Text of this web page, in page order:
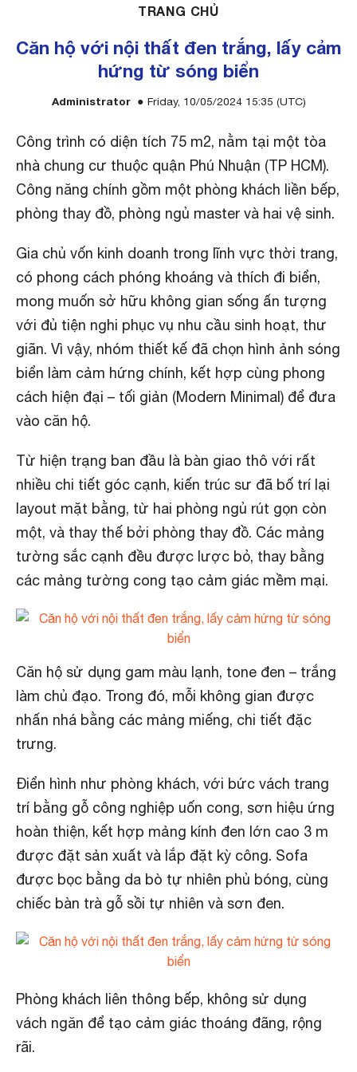
TRANG CHỦ
Căn hộ với nội thất đen trắng, lấy cảm
hứng từ sóng biển
Administrator Friday, 10/05/2024 15:35 (UTC)
Công trình có diện tích 75 m2, nằm tại một tòa
nhà chung cư thuộc quận Phú Nhuận (TP HCM).
Công năng chính gồm một phòng khách liền bếp,
phòng thay đồ, phòng ngủ master và hai vệ sinh.
Gia chủ vốn kinh doanh trong lĩnh vực thời trang,
có phong cách phóng khoáng và thích đi biển,
mong muốn sở hữu không gian sống ấn tượng
với đủ tiện nghi phục vụ nhu cầu sinh hoạt, thư
giãn. Vì vậy, nhóm thiết kế đã chọn hình ảnh sóng
biển làm cảm hứng chính, kết hợp cùng phong
cách hiện đại – tối giản (Modern Minimal) để đưa
vào căn hộ.
Từ hiện trạng ban đầu là bàn giao thô với rất
nhiều chi tiết góc cạnh, kiến trúc sư đã bố trí lại
layout mặt bằng, từ hai phòng ngủ rút gọn còn
một, và thay thế bởi phòng thay đồ. Các mảng
tường sắc cạnh đều được lược bỏ, thay bằng
các mảng tường cong tạo cảm giác mềm mại.
Căn hộ sử dụng gam màu lạnh, tone đen – trắng
làm chủ đạo. Trong đó, mỗi không gian được
nhấn nhá bằng các mảng miếng, chi tiết đặc
trưng.
Điển hình như phòng khách, với bức vách trang
trí bằng gỗ công nghiệp uốn cong, sơn hiệu ứng
hoàn thiện, kết hợp mảng kính đen lớn cao 3 m
được đặt sản xuất và lắp đặt kỳ công. Sofa
được bọc bằng da bò tự nhiên phủ bóng, cùng
chiếc bàn trà gỗ sồi tự nhiên và sơn đen.
Phòng khách liên thông bếp, không sử dụng
vách ngăn để tạo cảm giác thoáng đãng, rộng
rãi.